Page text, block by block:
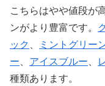
こちらはやや値段が
ンがより豊富です。
ック
ミントグリー
ー
アイスブルー
種類あります。